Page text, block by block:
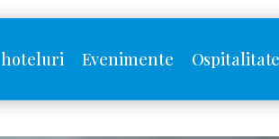
hoteluri Evenimente Ospitalitate